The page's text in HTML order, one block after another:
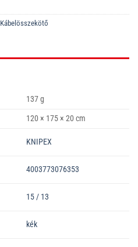
Kábelösszekötő
137 g
120 × 175 × 20 cm
KNIPEX
4003773076353
15 / 13
kék